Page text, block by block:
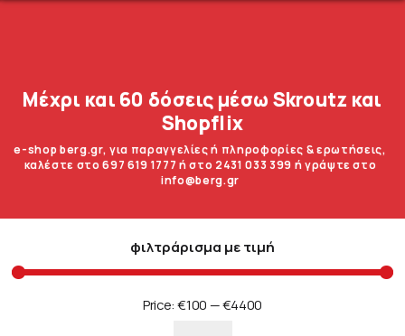
Μέχρι και 60 δόσεις μέσω Skroutz και
Shopflix
e-shop berg.gr, για παραγγελίες ή πληροφορίες & ερωτήσεις,
καλέστε στο 697 619 1777 ή στο 2431 033 399 ή γράψτε στο
info@berg.gr
φιλτράρισμα με τιμή
Price:€100 —€4400